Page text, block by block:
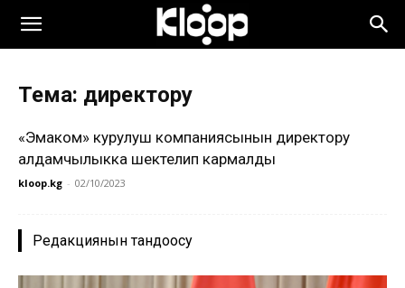
Тема: директору
«Эмаком» курулуш компаниясынын директору
алдамчылыкка шектелип кармалды
kloop.kg - 02/10/2023
Редакциянын тандоосу